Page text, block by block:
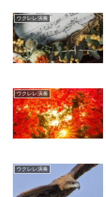
ウクレレ演奏
ウクレレ演奏
ウクレレ演奏